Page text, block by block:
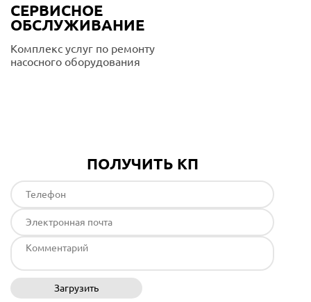
СЕРВИСНОЕ
ОБСЛУЖИВАНИЕ
Комплекс услуг по ремонту
насосного оборудования
ПОЛУЧИТЬ КП
Загрузить